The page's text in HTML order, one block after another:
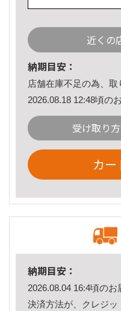
近くの
納期目安：
店舗在庫不足の為、取
2026.08.18 12:48頃の
受け取り
カー
納期目安：
2026.08.04 16:4頃のお
決済方法が、クレジッ